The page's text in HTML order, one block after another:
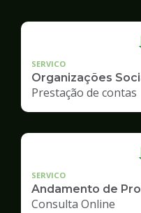
SERVICO
Organizações
Prestação de contas
SERVICO
Andamento de
Consulta Online